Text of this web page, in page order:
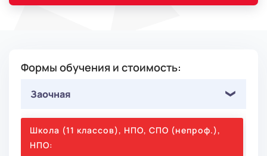
Формы обучения и стоимость:
Заочная
Школа (11 классов), НПО, СПО (непроф.),
НПО: